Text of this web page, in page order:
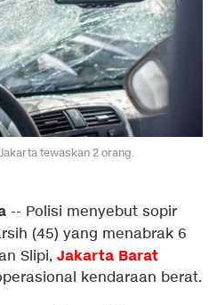
tewaskan 2 orang.
-- Polisi menyebut sopir
(45) yang menabrak 6
Slipi, Jakarta Barat
kendaraan berat.